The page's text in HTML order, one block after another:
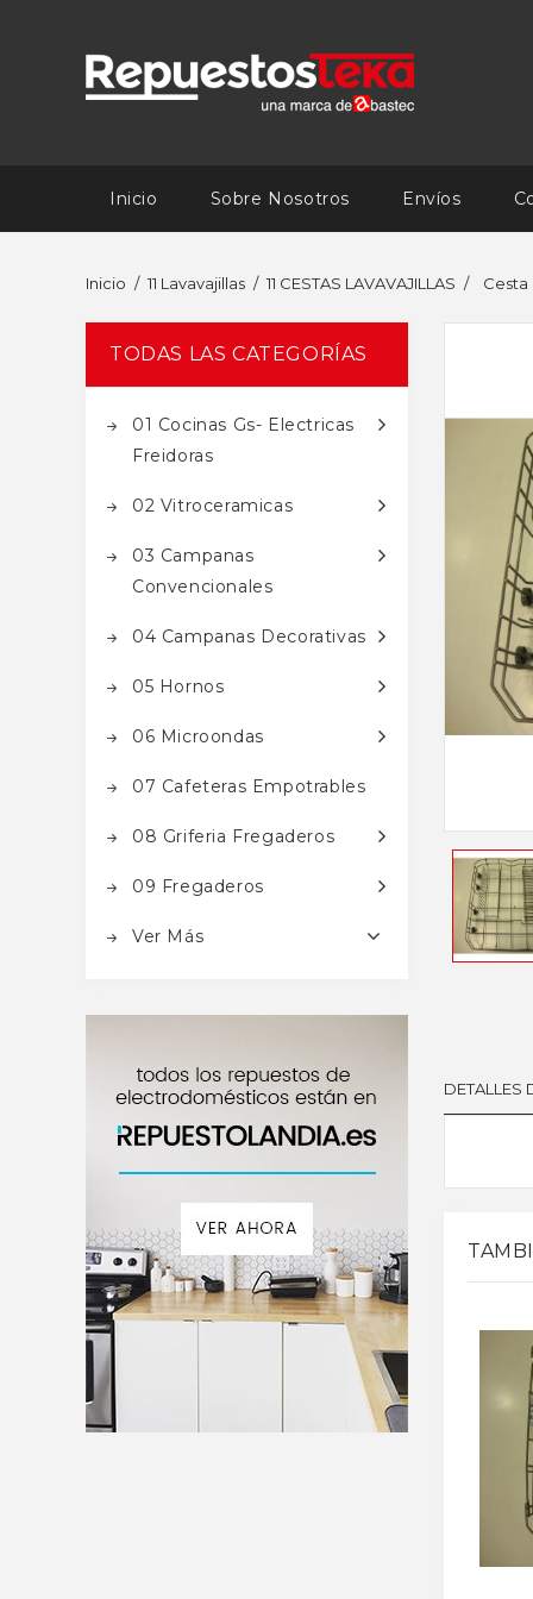
Inicio Sobre Nosotros Envíos
Inicio 11 Lavavajillas 11 CESTAS LAVAVAJILLAS Cesta
TODAS LAS CATEGORÍAS
01 Cocinas Gs- Electricas
Freidoras
02 Vitroceramicas
03 Campanas
Convencionales
04 Campanas Decorativas
05 Hornos
06 Microondas
07 Cafeteras Empotrables
08 Griferia Fregaderos
09 Fregaderos
Ver Más
DETALLES